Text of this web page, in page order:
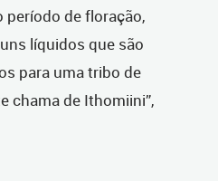
período de floração,
líquidos que são
para uma tribo de
chama de Ithomiini”,